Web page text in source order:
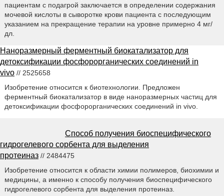
пациентам с подагрой заключается в определении содержания
мочевой кислоты в сыворотке крови пациента с последующим
указанием на прекращение терапии на уровне примерно 4 мг/
дл.
Наноразмерный ферментный биокатализатор для
детоксификации фосфорорганических соединений in
vivo // 2525658
Изобретение относится к биотехнологии. Предложен
ферментный биокатализатор в виде наноразмерных частиц для
детоксификации фосфорорганических соединений in vivo.
Способ получения биоспецифического
гидрогелевого сорбента для выделения
протеиназ // 2484475
Изобретение относится к области химии полимеров, биохимии и
медицины, а именно к способу получения биоспецифического
гидрогелевого сорбента для выделения протеиназ.